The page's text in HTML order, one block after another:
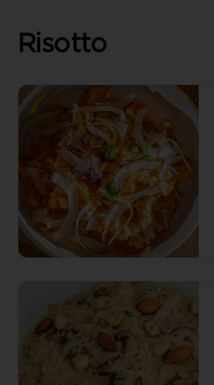
Risotto